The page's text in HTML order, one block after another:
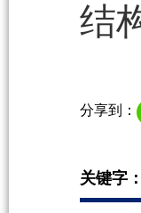
结
分享到：
关键字：